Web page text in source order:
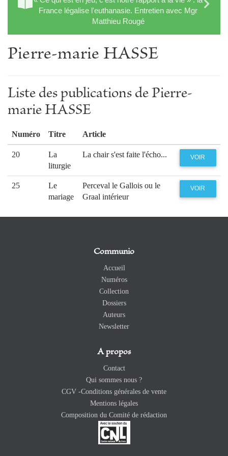
France légalise l'euthanasie. Entretien avec Mgr
Matthieu Rougé
Pierre-marie HASSE
Liste des publications de Pierre-
marie HASSE
Numéro Titre Article
20
La
liturgie
La chair s'est faite l'écho... VOIR
25
Le
mariage
Perceval le Gallois ou le
Graal intérieur
VOIR
Communio
Accueil
Numéros
Collection
Dossiers
Auteurs
Newsletter
A propos
Contact
Qui sommes nous ?
CGV -Conditions générales de vente
Mentions légales
Composition du Comité de rédaction